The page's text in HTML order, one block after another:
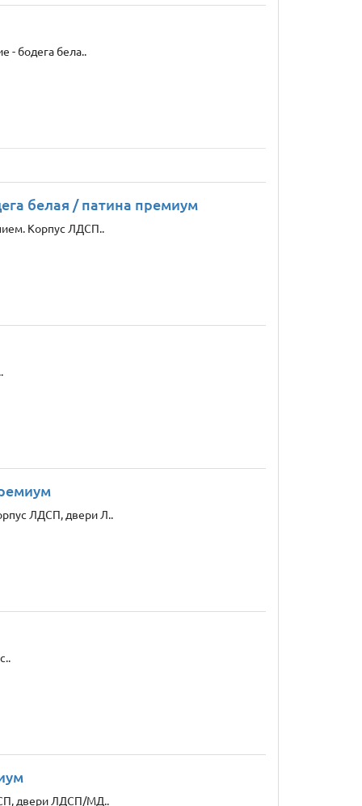
- бодега бела..
белая / патина премиум
Корпус ЛДСП..
ЛДСП, двери Л..
двери ЛДСП/МД..